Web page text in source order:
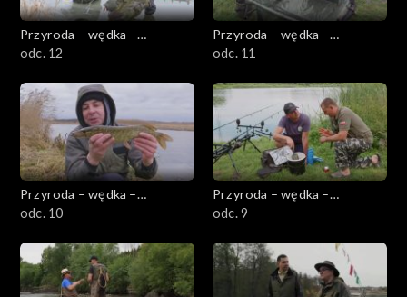
Przyroda – wędka –
przygoda
odc. 12
Przyroda – wędka –
przygoda
odc. 11
Przyroda – wędka –
przygoda
odc. 10
Przyroda – wędka –
przygoda
odc. 9